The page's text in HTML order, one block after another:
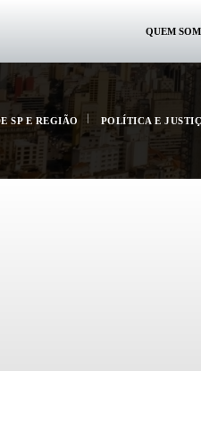
QUEM
SP E REGIÃO POLÍTICA E